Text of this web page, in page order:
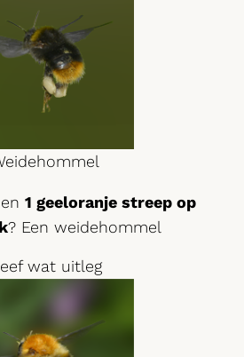
1 geeloranje streep op
? Een weidehommel
wat uitleg